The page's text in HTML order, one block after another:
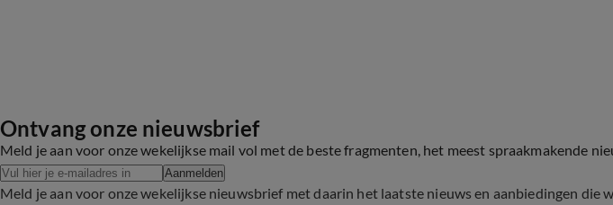
Ontvang onze nieuwsbrief
Meld je aan voor onze wekelijkse mail vol met de beste fragmenten, het meest spraakmakende
Aanmelden
Meld je aan voor onze wekelijkse nieuwsbrief met daarin het laatste nieuws en aanbiedingen